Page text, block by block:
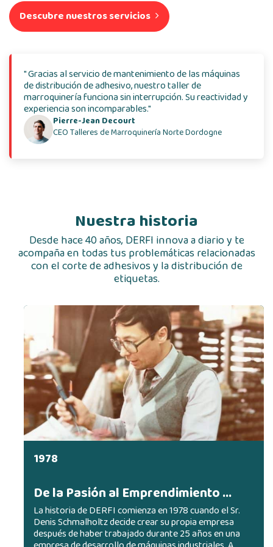
Descubre nuestros servicios
" Gracias al servicio de mantenimiento de las máquinas
de distribución de adhesivo, nuestro taller de
marroquinería funciona sin interrupción. Su reactividad y
experiencia son incomparables."
Pierre-Jean Decourt
CEO Talleres de Marroquinería Norte Dordogne
Nuestra historia
Desde hace 40 años, DERFI innova a diario y te
acompaña en todas tus problemáticas relacionadas
con el corte de adhesivos y la distribución de
etiquetas.
1978
De la Pasión al Emprendimiento …
La historia de DERFI comienza en 1978 cuando el Sr.
Denis Schmalholtz decide crear su propia empresa
después de haber trabajado durante 25 años en una